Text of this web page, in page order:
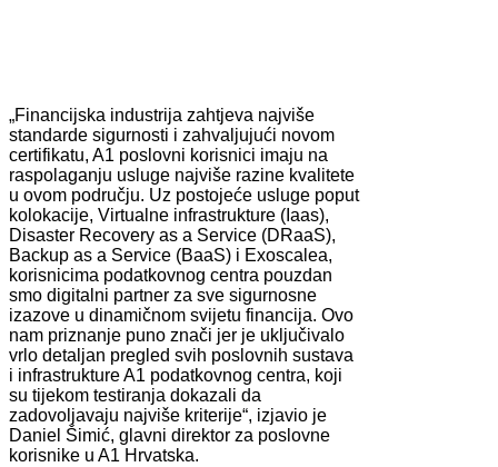
„Financijska industrija zahtjeva najviše
standarde sigurnosti i zahvaljujući novom
certifikatu, A1 poslovni korisnici imaju na
raspolaganju usluge najviše razine kvalitete
u ovom području. Uz postojeće usluge poput
kolokacije, Virtualne infrastrukture (Iaas),
Disaster Recovery as a Service (DRaaS),
Backup as a Service (BaaS) i Exoscalea,
korisnicima podatkovnog centra pouzdan
smo digitalni partner za sve sigurnosne
izazove u dinamičnom svijetu financija. Ovo
nam priznanje puno znači jer je uključivalo
vrlo detaljan pregled svih poslovnih sustava
i infrastrukture A1 podatkovnog centra, koji
su tijekom testiranja dokazali da
zadovoljavaju najviše kriterije“, izjavio je
Daniel Šimić, glavni direktor za poslovne
korisnike u A1 Hrvatska.